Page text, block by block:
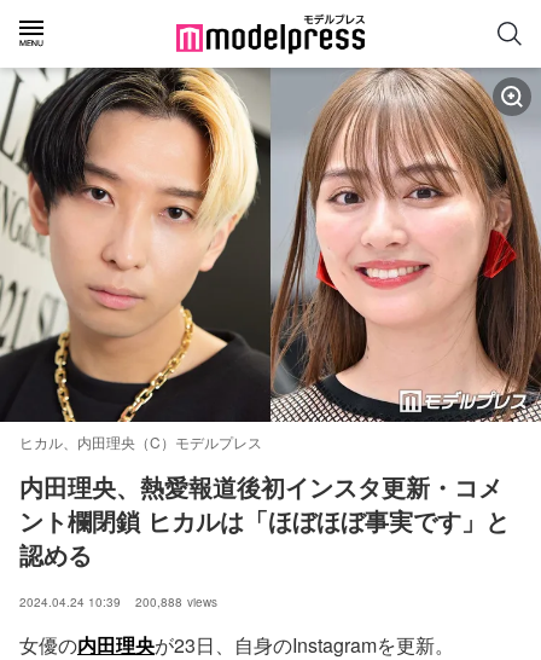
ヒカル、内田理央（C）モデルプレス
内田理央、熱愛報道後初インスタ更新・コメ
ント欄閉鎖 ヒカルは「ほぼほぼ事実です」と
認める
2024.04.24 10:39 200,888 views
女優の内田理央が23日、自身のInstagramを更新。